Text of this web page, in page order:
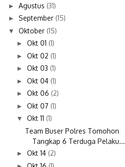
► Agustus (31)
► September (15)
▼ Oktober (15)
► Okt 01 (1)
► Okt 02 (1)
► Okt 03 (1)
► Okt 04 (1)
► Okt 06 (2)
► Okt 07 (1)
▼ Okt 11 (1)
Team Buser Polres Tomohon
Tangkap 6 Terduga Pelaku...
► Okt 14 (2)